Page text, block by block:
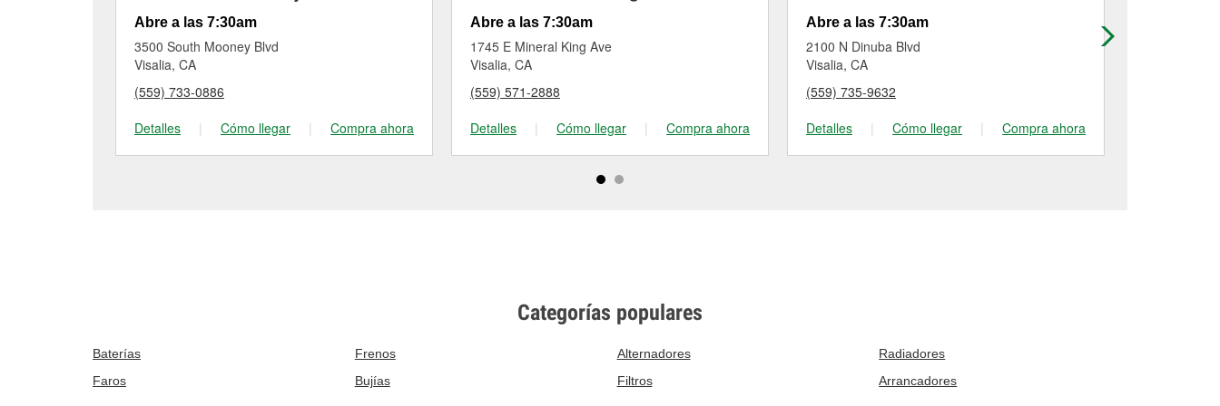
Abre a las 7:30am
3500 South Mooney Blvd
Visalia, CA
(559) 733-0886
Detalles
| Cómo llegar | Compra ahora
Abre a las 7:30am
1745 E Mineral King Ave
Visalia, CA
(559) 571-2888
Detalles
| Cómo llegar | Compra ahora
Abre a las 7:30am
2100 N Dinuba Blvd
Visalia, CA
(559) 735-9632
Detalles
| Cómo llegar | Compra ahora
Categorías populares
Baterías Frenos Alternadores
Radiadores
Faros
Bujías Filtros Arrancadores